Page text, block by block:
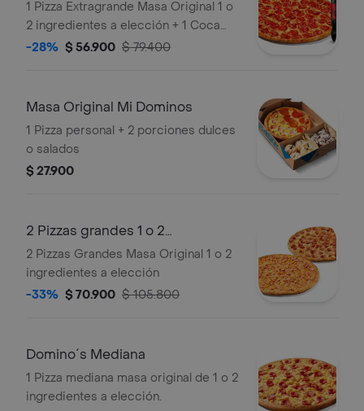
Ingredientes y
1 Pizza Extragrande Masa Original 1 o
2 ingredientes a elección + 1 Coca
Cola Zero 1.5L
-28% $ 56.900 $ 79.400
Masa Original Mi Dominos
1 Pizza personal + 2 porciones dulces
o salados
$ 27.900
2 Pizzas grandes 1 o 2
ingredientes
2 Pizzas Grandes Masa Original 1 o 2
ingredientes a elección
-33% $ 70.900 $ 105.800
Domino´s Mediana
1 Pizza mediana masa original de 1 o 2
ingredientes a elección.